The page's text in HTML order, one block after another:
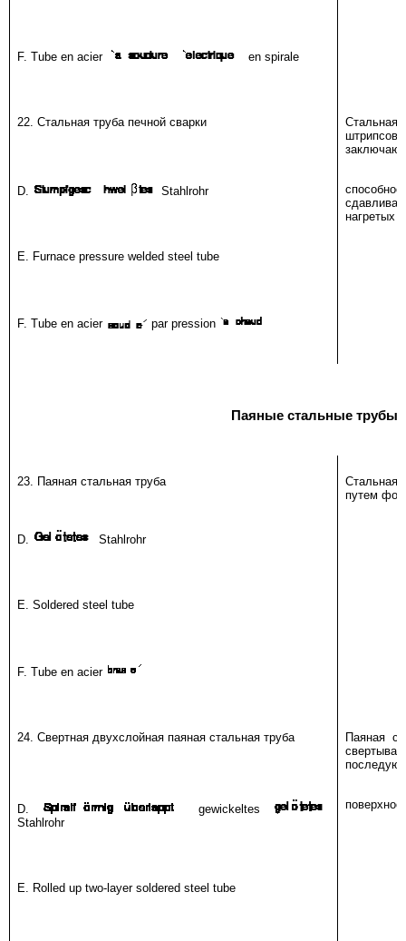
F. Tube en acier en spirale
22. Стальная труба печной сварки
Стальная
D. Stahlrohr
нагретых
E. Furnace pressure welded steel tube
F. Tube en acier par pression
Паяные стальные трубы
23. Паяная стальная труба
Стальная
путем
D. Stahlrohr
E. Soldered steel tube
F. Tube en acier
24. Свертная двухслойная паяная стальная труба
Паяная
D.
gewickeltes
Stahlrohr
E. Rolled up two-layer soldered steel tube